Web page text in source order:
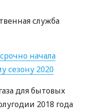
служба
начала
сезону 2020
для бытовых
2018 года